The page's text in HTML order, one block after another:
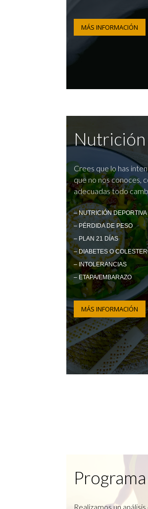
MÁS INFORMACIÓN
Nutrición
Crees que lo has
que no nos conoces,
adecuadas todo
– NUTRICIÓN DEPORTIVA
– PÉRDIDA DE PESO
– PLAN 21 DÍAS
– DIABETES O
– INTOLERANCIAS
– ETAPA/EMBARAZO
MÁS INFORMACIÓN
Realizamos un